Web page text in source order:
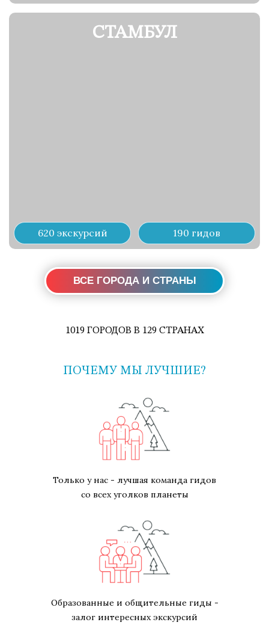
СТАМБУЛ
620 экскурсий 190 гидов
ВСЕ ГОРОДА И СТРАНЫ
1019 ГОРОДОВ В 129 СТРАНАХ
ПОЧЕМУ МЫ ЛУЧШИЕ?
Только у нас - лучшая команда гидов
со всех уголков планеты
Образованные и общительные гиды -
залог интересных экскурсий